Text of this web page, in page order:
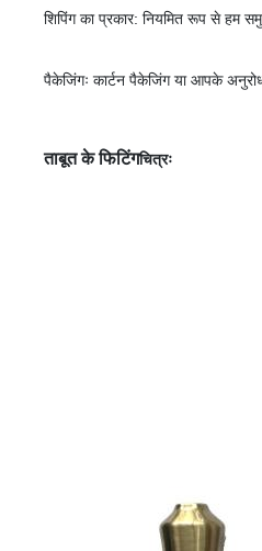
शिपिंग का प्रकार: नियमित रूप से हम
पैकेजिंगः कार्टन पैकेजिंग या आपके
ताबूत के फिटिंगचित्रः